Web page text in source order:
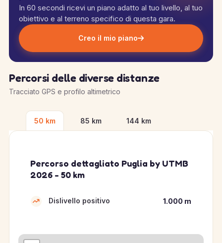
In 60 secondi ricevi un piano adatto al tuo livello, al tuo
obiettivo e al terreno specifico di questa gara.
Creo il mio piano
Percorsi delle diverse distanze
Tracciato GPS e profilo altimetrico
50 km 85 km 144 km
Percorso dettagliato Puglia by UTMB
2026 - 50 km
Dislivello positivo 1.000 m